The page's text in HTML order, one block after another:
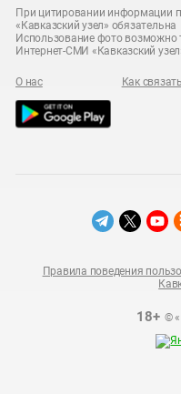
При цитировании информации
«Кавказский узел» обязательна
Использование фото возможно
Интернет-СМИ «Кавказский
О нас Как
18+©
Правила поведения